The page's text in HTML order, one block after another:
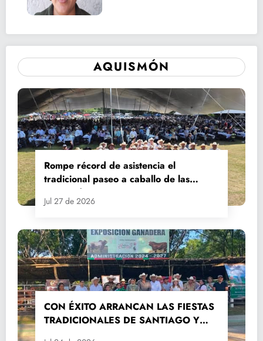
AQUISMÓN
Rompe récord de asistencia el
tradicional paseo a caballo de las
Fiestas de Santiago y Santa Ana
Jul 27 de 2026
CON ÉXITO ARRANCAN LAS FIESTAS
TRADICIONALES DE SANTIAGO Y